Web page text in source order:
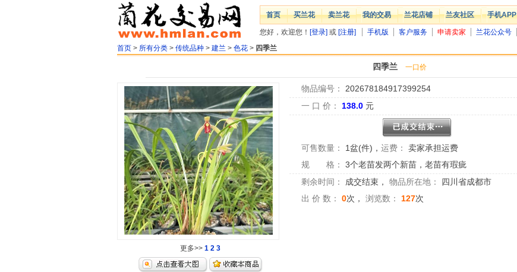
首页 买兰花 卖兰花 我的交易 兰花店铺 兰友社区 手机APP
您好，欢迎您！ [登录] 或 [注册] 手机版 客户服务 申请卖家 兰花公众号
首页 > 所有分类 > 传统品种 > 建兰 > 色花 > 四季兰
四季兰 一口价
更多>> 1 2 3
物品编号：
202678184917399254
一 口 价：
138.0 元
可售数量： 1盆(件) ， 运费：
卖家承担运费
规 格：
3个老苗发两个新苗，老苗有瑕疵
剩余时间：
成交结束 ， 物品所在地：
四川省成都市
出 价 数：
0次， 浏览数： 127次